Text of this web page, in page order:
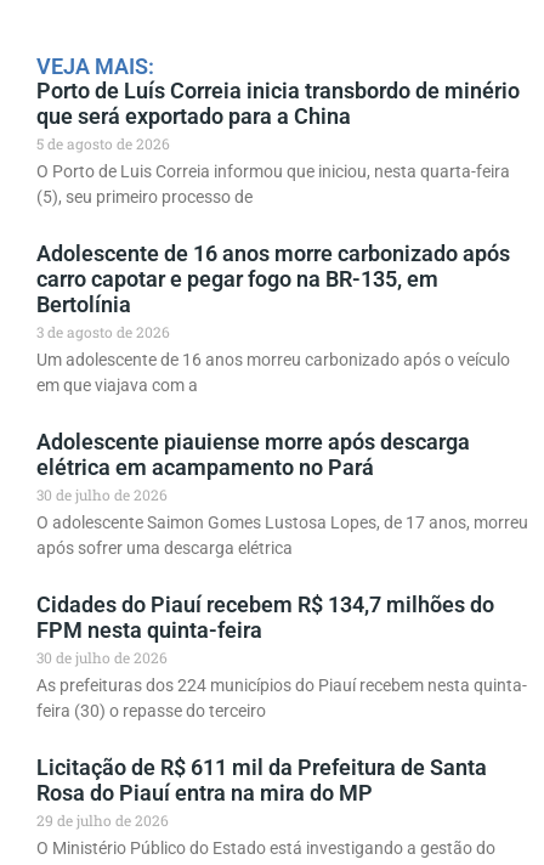
VEJA MAIS:
Porto de Luís Correia inicia transbordo de minério
que será exportado para a China
5 de agosto de 2026
O Porto de Luis Correia informou que iniciou, nesta quarta-feira
(5), seu primeiro processo de
Adolescente de 16 anos morre carbonizado após
carro capotar e pegar fogo na BR-135, em
Bertolínia
3 de agosto de 2026
Um adolescente de 16 anos morreu carbonizado após o veículo
em que viajava com a
Adolescente piauiense morre após descarga
elétrica em acampamento no Pará
30 de julho de 2026
O adolescente Saimon Gomes Lustosa Lopes, de 17 anos, morreu
após sofrer uma descarga elétrica
Cidades do Piauí recebem R$ 134,7 milhões do
FPM nesta quinta-feira
30 de julho de 2026
As prefeituras dos 224 municípios do Piauí recebem nesta quinta-
feira (30) o repasse do terceiro
Licitação de R$ 611 mil da Prefeitura de Santa
Rosa do Piauí entra na mira do MP
29 de julho de 2026
O Ministério Público do Estado está investigando a gestão do